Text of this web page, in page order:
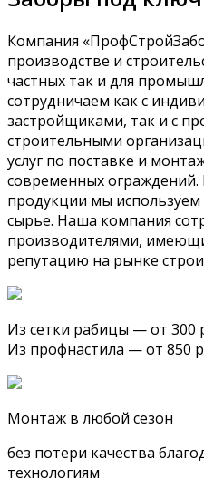
Компания
производстве и
частных так и для
сотрудничаем как с
застройщиками, так и с
строительными
услуг по поставке и
современных ограждений.
продукции мы используем
сырье. Наша компания
производителями,
репутацию на рынке
Из сетки рабицы — от 300
Из профнастила — от 850
Монтаж в любой сезон
без потери качества
технологиям